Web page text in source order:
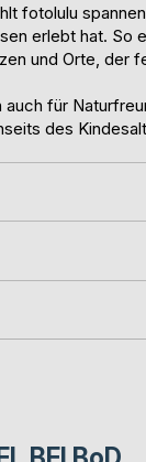
fotolulu
erlebt hat. So
und Orte, der
für
des